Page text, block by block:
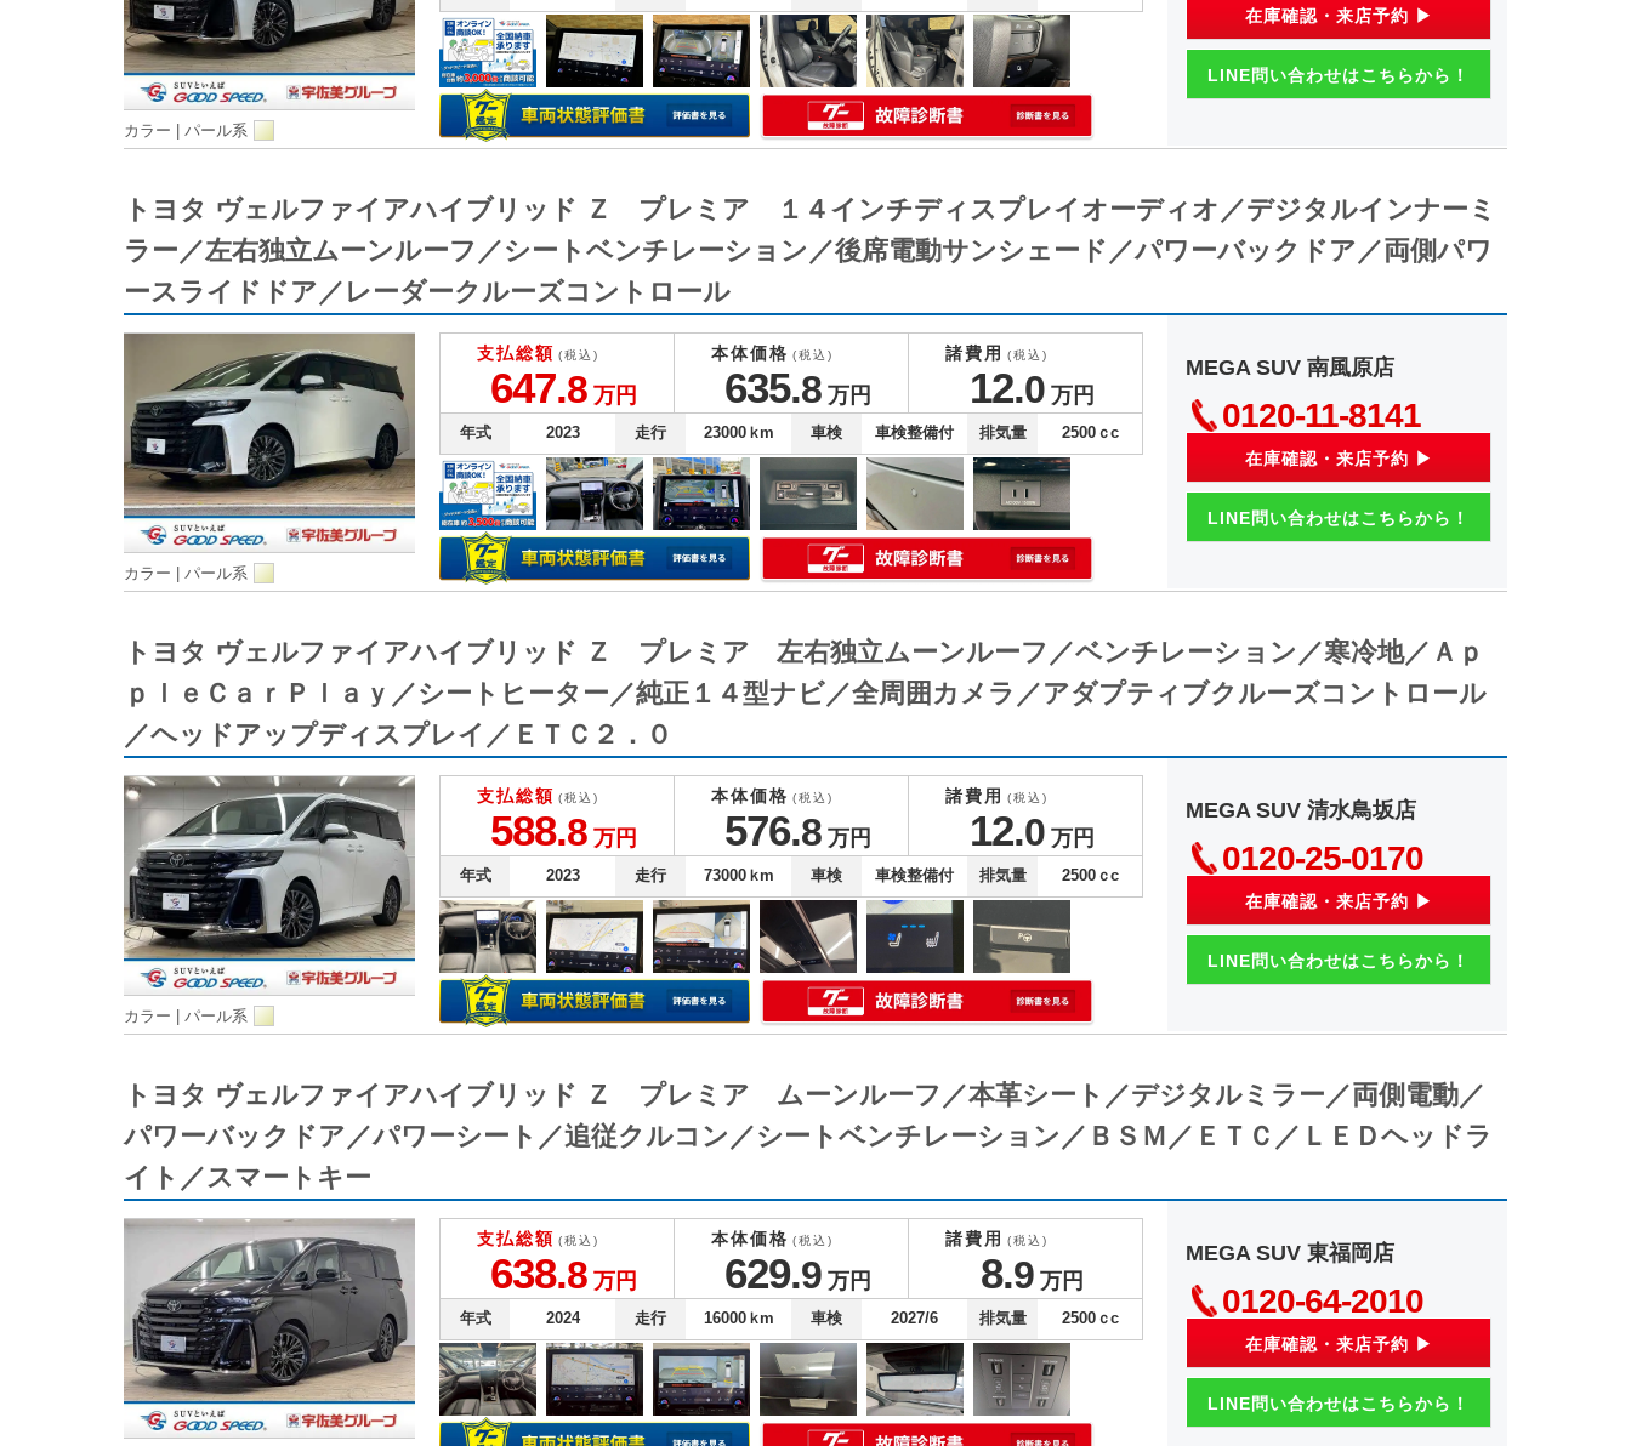
カラー | パール系
在庫確認・来店予約 ▶
LINE問い合わせはこちらから！
トヨタ ヴェルファイアハイブリッド Ｚ プレミア １４インチディスプレイオーディオ／デジタルインナーミ
ラー／左右独立ムーンルーフ／シートベンチレーション／後席電動サンシェード／パワーバックドア／両側パワ
ースライドドア／レーダークルーズコントロール
カラー | パール系
支払総額 (税込)
647.8 万円
本体価格 (税込)
635.8 万円
諸費用 (税込)
12.0 万円
年式 2023 走行 23000ｋm 車検 車検整備付 排気量 2500 ｃc
MEGA SUV 南風原店
0120-11-8141
在庫確認・来店予約 ▶
LINE問い合わせはこちらから！
トヨタ ヴェルファイアハイブリッド Ｚ プレミア 左右独立ムーンルーフ／ベンチレーション／寒冷地／Ａｐ
ｐｌｅＣａｒＰｌａｙ／シートヒーター／純正１４型ナビ／全周囲カメラ／アダプティブクルーズコントロール
／ヘッドアップディスプレイ／ＥＴＣ２．０
カラー | パール系
支払総額 (税込)
588.8 万円
本体価格 (税込)
576.8 万円
諸費用 (税込)
12.0 万円
年式 2023 走行 73000ｋm 車検 車検整備付 排気量 2500 ｃc
MEGA SUV 清水鳥坂店
0120-25-0170
在庫確認・来店予約 ▶
LINE問い合わせはこちらから！
トヨタ ヴェルファイアハイブリッド Ｚ プレミア ムーンルーフ／本革シート／デジタルミラー／両側電動／
パワーバックドア／パワーシート／追従クルコン／シートベンチレーション／ＢＳＭ／ＥＴＣ／ＬＥＤヘッドラ
イト／スマートキー
支払総額 (税込)
638.8 万円
本体価格 (税込)
629.9 万円
諸費用 (税込)
8.9 万円
年式 2024 走行 16000ｋm 車検 2027/6 排気量 2500 ｃc
MEGA SUV 東福岡店
0120-64-2010
在庫確認・来店予約 ▶
LINE問い合わせはこちらから！